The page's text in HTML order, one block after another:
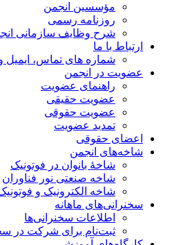
مؤسسین انجمن
روزنامه رسمی
شرح وظایف سازمانی انجمن
ارتباط با ما
شماره های تماس، ایمیل و
عضویت در انجمن
راهنمای عضویت
عضویت حقیقی
عضویت حقوقی
تمدید عضویت
اعضای حقوقی
شاخه‌های انجمن
شاخۀ بانوان در فوتونیک
شاخه صنعتی نور فناوران
شاخه‌ الکترونیک و فوتونیک
سخنرانی‌های ماهانه
اطلاعات سخنرانی‌‌ها
ثبت‌نام برای شرکت در